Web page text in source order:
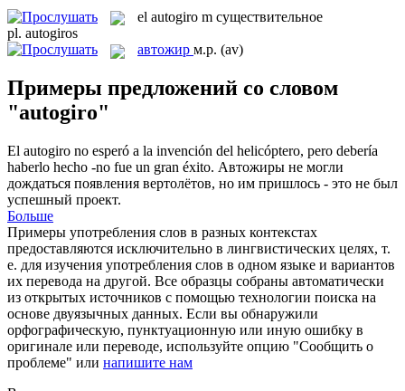
el autogiro m существительное
pl. autogiros
автожир м.р. (av)
Примеры предложений со словом
"autogiro"
El autogiro no esperó a la invención del helicóptero, pero debería
haberlo hecho -no fue un gran éxito. Автожиры не могли
дождаться появления вертолётов, но им пришлось - это не был
успешный проект.
Больше
Примеры употребления слов в разных контекстах
предоставляются исключительно в лингвистических целях, т.
е. для изучения употребления слов в одном языке и вариантов
их перевода на другой. Все образцы собраны автоматически
из открытых источников с помощью технологии поиска на
основе двуязычных данных. Если вы обнаружили
орфографическую, пунктуационную или иную ошибку в
оригинале или переводе, используйте опцию "Сообщить о
проблеме" или напишите нам